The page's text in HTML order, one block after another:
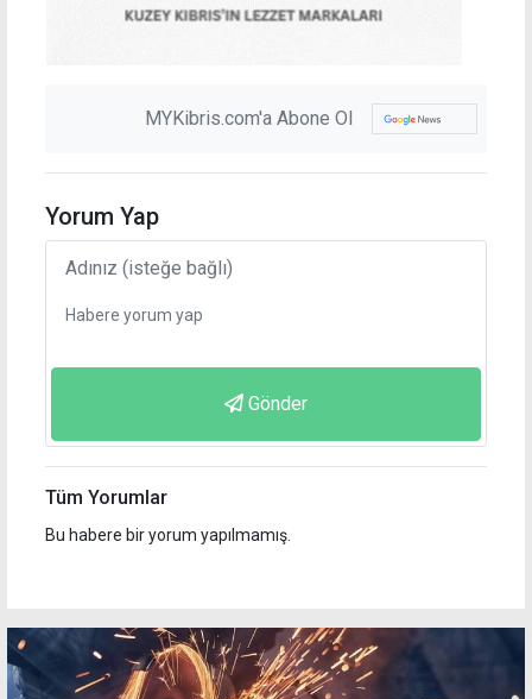
MYKibris.com'a Abone Ol
Yorum Yap
Gönder
Tüm Yorumlar
Bu habere bir yorum yapılmamış.